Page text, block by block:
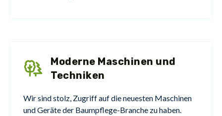
Moderne Maschinen und
Techniken
Wir sind stolz, Zugriff auf die neuesten Maschinen
und Geräte der Baumpflege-Branche zu haben.